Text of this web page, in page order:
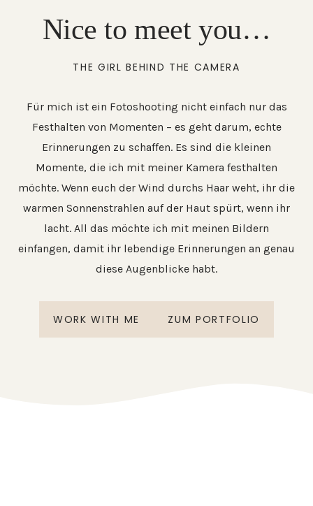
Nice to meet you…
THE GIRL BEHIND THE CAMERA
Für mich ist ein Fotoshooting nicht einfach nur das
Festhalten von Momenten – es geht darum, echte
Erinnerungen zu schaffen. Es sind die kleinen
Momente, die ich mit meiner Kamera festhalten
möchte. Wenn euch der Wind durchs Haar weht, ihr die
warmen Sonnenstrahlen auf der Haut spürt, wenn ihr
lacht. All das möchte ich mit meinen Bildern
einfangen, damit ihr lebendige Erinnerungen an genau
diese Augenblicke habt.
WORK WITH ME ZUM PORTFOLIO